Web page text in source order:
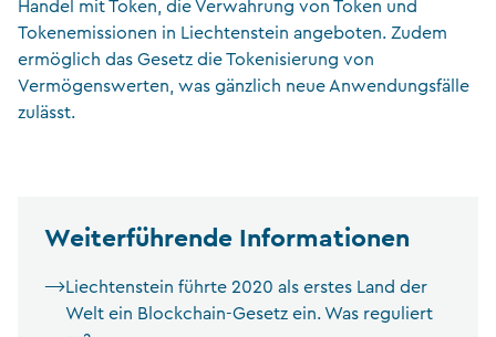
Handel mit Token, die Verwahrung von Token und
Tokenemissionen in Liechtenstein angeboten. Zudem
ermöglich das Gesetz die Tokenisierung von
Vermögenswerten, was gänzlich neue Anwendungsfälle
zulässt.
Weiterführende Informationen
Liechtenstein führte 2020 als erstes Land der
Welt ein Blockchain-Gesetz ein. Was reguliert